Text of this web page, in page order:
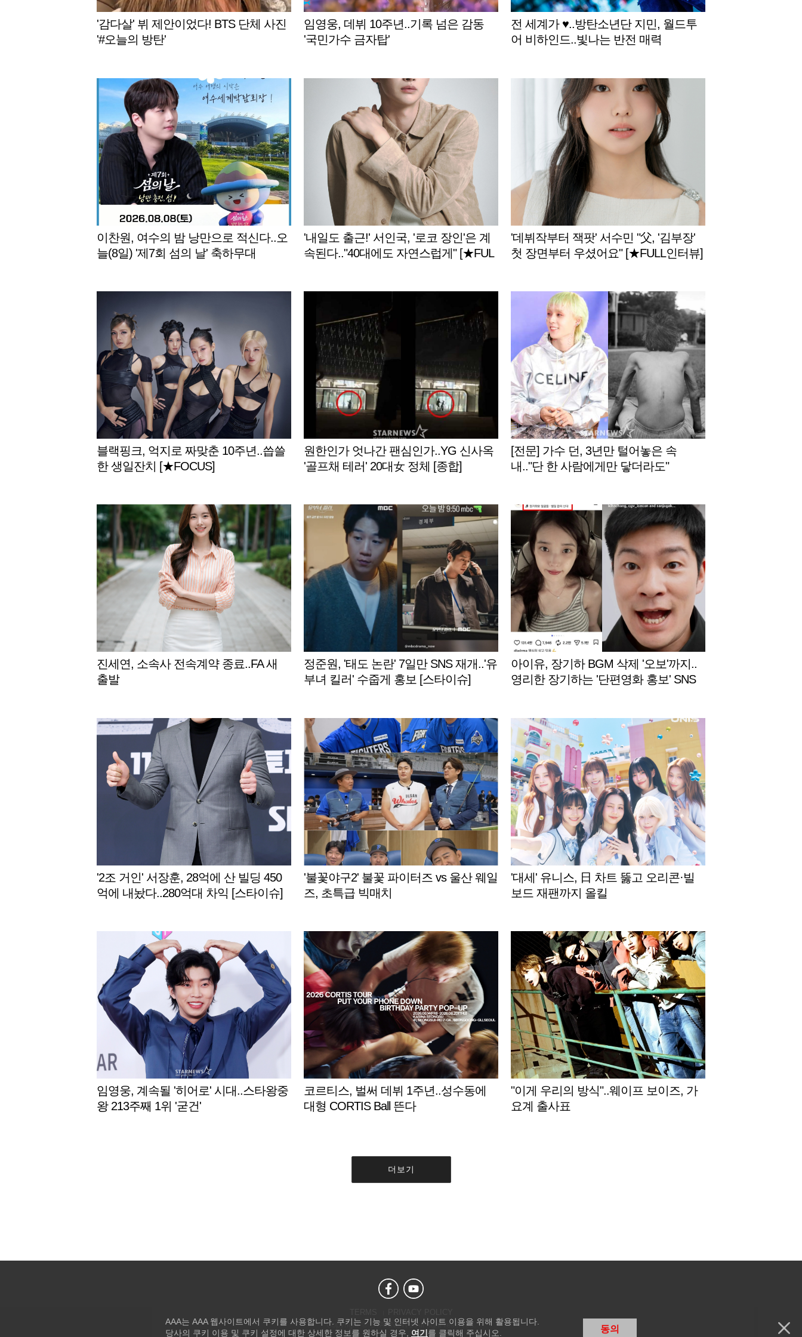
'감다살' 뷔 제안이었다! BTS 단체 사진
'#오늘의 방탄'
임영웅, 데뷔 10주년..기록 넘은 감동
'국민가수 금자탑'
전 세계가 ♥..방탄소년단 지민, 월드투
어 비하인드..빛나는 반전 매력
이찬원, 여수의 밤 낭만으로 적신다..오
늘(8일) '제7회 섬의 날' 축하무대
'내일도 출근!' 서인국, '로코 장인'은 계
속된다.."40대에도 자연스럽게" [★FUL
'데뷔작부터 잭팟' 서수민 "父, '김부장'
첫 장면부터 우셨어요" [★FULL인터뷰]
블랙핑크, 억지로 짜맞춘 10주년..씁쓸
한 생일잔치 [★FOCUS]
원한인가 엇나간 팬심인가..YG 신사옥
'골프채 테러' 20대女 정체 [종합]
[전문] 가수 던, 3년만 털어놓은 속
내.."단 한 사람에게만 닿더라도"
진세연, 소속사 전속계약 종료..FA 새
출발
정준원, '태도 논란' 7일만 SNS 재개..'유
부녀 킬러' 수줍게 홍보 [스타이슈]
아이유, 장기하 BGM 삭제 '오보'까지..
영리한 장기하는 '단편영화 홍보' SNS
'2조 거인' 서장훈, 28억에 산 빌딩 450
억에 내놨다..280억대 차익 [스타이슈]
'불꽃야구2' 불꽃 파이터즈 vs 울산 웨일
즈, 초특급 빅매치
'대세' 유니스, 日 차트 뚫고 오리콘·빌
보드 재팬까지 올킬
임영웅, 계속될 '히어로' 시대..스타왕중
왕 213주째 1위 '굳건'
코르티스, 벌써 데뷔 1주년..성수동에
대형 CORTIS Ball 뜬다
"이게 우리의 방식"..웨이프 보이즈, 가
요계 출사표
더보기
Copyright © STARNEWS All right reserved.
AAA는 AAA 웹사이트에서 쿠키를 사용합니다. 쿠키는 기능 및 인터넷 사이트 이용을 위해 활용됩니다.
당사의 쿠키 이용 및 쿠키 설정에 대한 상세한 정보를 원하실 경우, 여기 를 클릭해 주십시오. 동의